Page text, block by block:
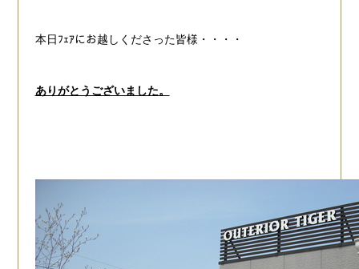
本日ﾌｪｱにお越しくださった皆様・・・・
ありがとうございました。